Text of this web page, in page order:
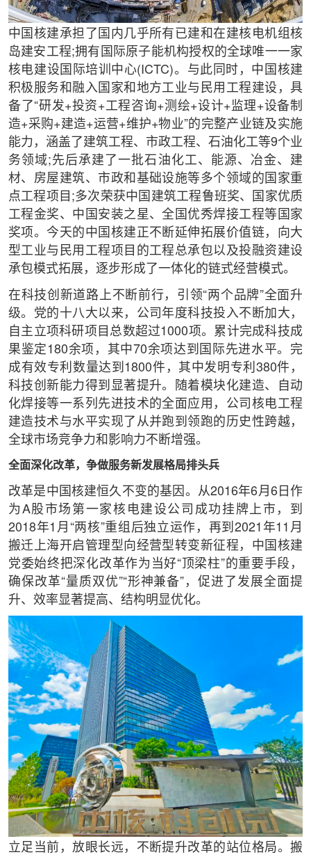
中国核建承担了国内几乎所有已建和在建核电机组核
岛建安工程;拥有国际原子能机构授权的全球唯一一家
核电建设国际培训中心(ICTC)。与此同时，中国核建
积极服务和融入国家和地方工业与民用工程建设，具
备了“研发+投资+工程咨询+测绘+设计+监理+设备制
造+采购+建造+运营+维护+物业”的完整产业链及实施
能力，涵盖了建筑工程、市政工程、石油化工等9个业
务领域;先后承建了一批石油化工、能源、冶金、建
材、房屋建筑、市政和基础设施等多个领域的国家重
点工程项目;多次荣获中国建筑工程鲁班奖、国家优质
工程金奖、中国安装之星、全国优秀焊接工程等国家
奖项。今天的中国核建正不断延伸拓展价值链，向大
型工业与民用工程项目的工程总承包以及投融资建设
承包模式拓展，逐步形成了一体化的链式经营模式。
在科技创新道路上不断前行，引领“两个品牌”全面升
级。党的十八大以来，公司年度科技投入不断加大，
自主立项科研项目总数超过1000项。累计完成科技成
果鉴定180余项，其中70余项达到国际先进水平。完
成有效专利数量达到1800件，其中发明专利380件，
科技创新能力得到显著提升。随着模块化建造、自动
化焊接等一系列先进技术的全面应用，公司核电工程
建造技术与水平实现了从并跑到领跑的历史性跨越，
全球市场竞争力和影响力不断增强。
全面深化改革，争做服务新发展格局排头兵
改革是中国核建恒久不变的基因。从2016年6月6日作
为A股市场第一家核电建设公司成功挂牌上市，到
2018年1月“两核”重组后独立运作，再到2021年11月
搬迁上海开启管理型向经营型转变新征程，中国核建
党委始终把深化改革作为当好“顶梁柱”的重要手段，
确保改革“量质双优”“形神兼备”，促进了发展全面提
升、效率显著提高、结构明显优化。
立足当前，放眼长远，不断提升改革的站位格局。搬